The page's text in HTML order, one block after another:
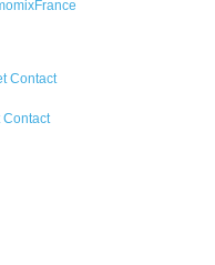
Contact
Contact